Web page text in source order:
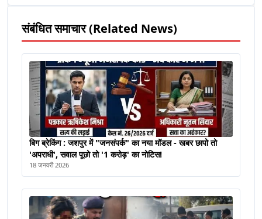
संबंधित समाचार (Related News)
बिग ब्रेकिंग : जशपुर में "जनसंपर्क" का नया मॉडल - खबर छापो तो
'अपराधी', सवाल पूछो तो '1 करोड़' का नोटिस!
18 जनवरी 2026